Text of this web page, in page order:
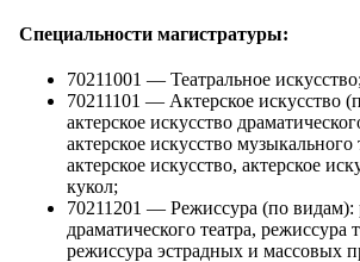
Специальности магистратуры:
70211001 — Театральное искусство;
70211101 — Актерское искусство
актерское искусство
актерское искусство музыкального
актерское искусство, актерское
кукол;
70211201 — Режиссура (по видам):
драматического театра, режиссура
режиссура эстрадных и массовых